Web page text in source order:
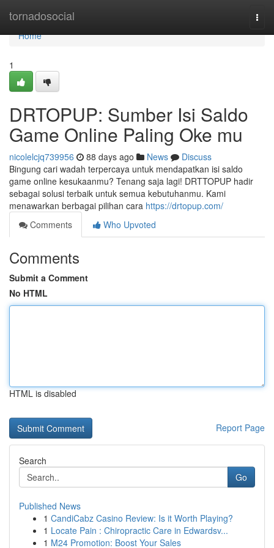
tornadosocial
Home
Home
1
DRTOPUP: Sumber Isi Saldo
Game Online Paling Oke mu
nicolelcjq739956 88 days ago News
Discuss
Bingung cari wadah terpercaya untuk mendapatkan isi saldo
game online kesukaanmu? Tenang saja lagi! DRTTOPUP hadir
sebagai solusi terbaik untuk semua kebutuhanmu. Kami
menawarkan berbagai pilihan cara https://drtopup.com/
Comments
Who Upvoted
Comments
Submit a Comment
No HTML
HTML is disabled
Report Page
Search
Go
Published News
1 CandiCabz Casino Review: Is it Worth Playing?
1 Locate Pain : Chiropractic Care in Edwardsv...
1 M24 Promotion: Boost Your Sales